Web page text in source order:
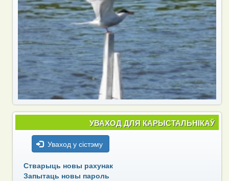
УВАХОД ДЛЯ КАРЫСТАЛЬНІКАЎ
Уваход у сістэму
Стварыць новы рахунак
Запытаць новы пароль